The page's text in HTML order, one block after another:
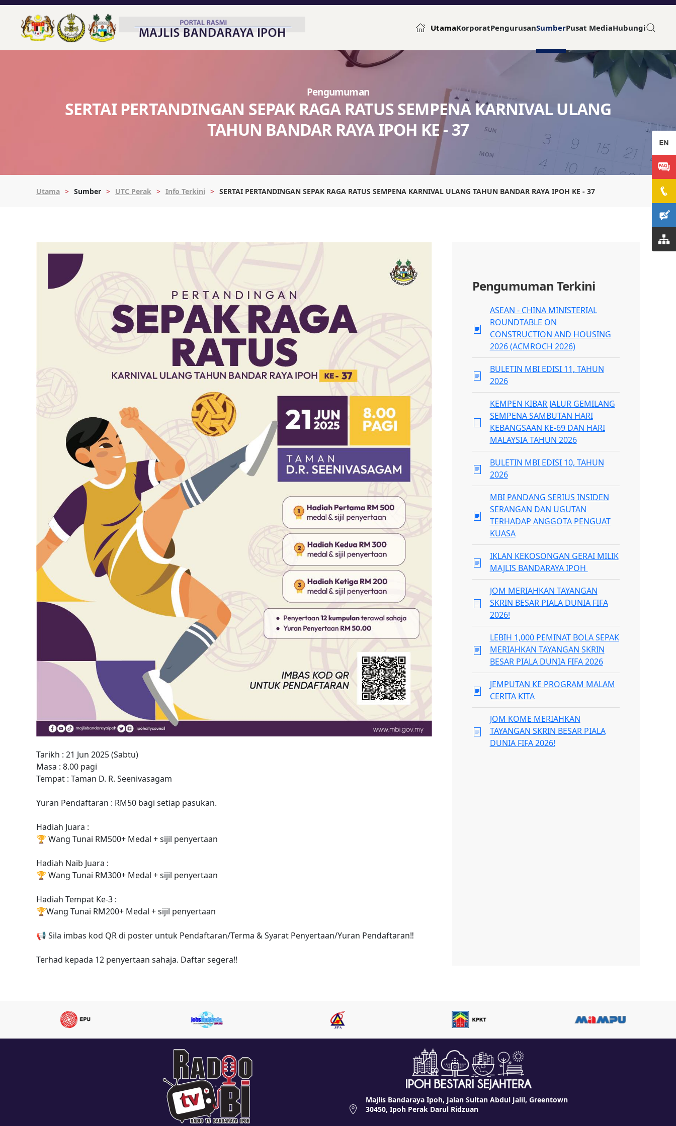
UtamaKorporatPengurusanSumberPusat MediaHubungi
Pengumuman
SERTAI PERTANDINGAN SEPAK RAGA RATUS SEMPENA KARNIVAL ULANG
TAHUN BANDAR RAYA IPOH KE - 37
Utama Sumber UTC Perak Info Terkini SERTAI PERTANDINGAN SEPAK RAGA RATUS SEMPENA KARNIVAL ULANG TAHUN BANDAR RAYA IPOH KE - 37
Tarikh : 21 Jun 2025 (Sabtu)
Masa : 8.00 pagi
Tempat : Taman D. R. Seenivasagam
Yuran Pendaftaran : RM50 bagi setiap pasukan.
Hadiah Juara :
🏆 Wang Tunai RM500+ Medal + sijil penyertaan
Hadiah Naib Juara :
🏆 Wang Tunai RM300+ Medal + sijil penyertaan
Hadiah Tempat Ke-3 :
🏆Wang Tunai RM200+ Medal + sijil penyertaan
📢 Sila imbas kod QR di poster untuk Pendaftaran/Terma & Syarat Penyertaan/Yuran Pendaftaran‼️
Terhad kepada 12 penyertaan sahaja. Daftar segera!!
Pengumuman Terkini
ASEAN - CHINA MINISTERIAL
ROUNDTABLE ON
CONSTRUCTION AND HOUSING
2026 (ACMROCH 2026)
BULETIN MBI EDISI 11, TAHUN
2026
KEMPEN KIBAR JALUR GEMILANG
SEMPENA SAMBUTAN HARI
KEBANGSAAN KE-69 DAN HARI
MALAYSIA TAHUN 2026
BULETIN MBI EDISI 10, TAHUN
2026
MBI PANDANG SERIUS INSIDEN
SERANGAN DAN UGUTAN
TERHADAP ANGGOTA PENGUAT
KUASA
IKLAN KEKOSONGAN GERAI MILIK
MAJLIS BANDARAYA IPOH
JOM MERIAHKAN TAYANGAN
SKRIN BESAR PIALA DUNIA FIFA
2026!
LEBIH 1,000 PEMINAT BOLA SEPAK
MERIAHKAN TAYANGAN SKRIN
BESAR PIALA DUNIA FIFA 2026
JEMPUTAN KE PROGRAM MALAM
CERITA KITA
JOM KOME MERIAHKAN
TAYANGAN SKRIN BESAR PIALA
DUNIA FIFA 2026!
Majlis Bandaraya Ipoh, Jalan Sultan Abdul Jalil, Greentown
30450, Ipoh Perak Darul Ridzuan